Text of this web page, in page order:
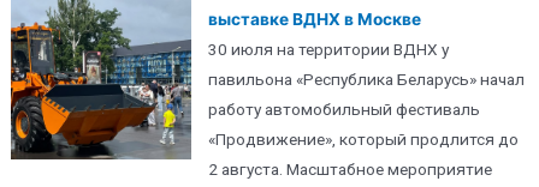
выставке ВДНХ в Москве
30 июля на территории ВДНХ у
павильона «Республика Беларусь» начал
работу автомобильный фестиваль
«Продвижение», который продлится до
2 августа. Масштабное мероприятие